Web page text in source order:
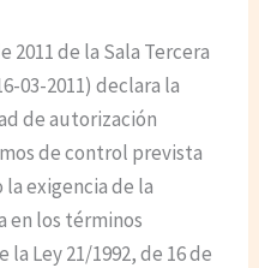
2011 de la Sala Tercera
03-2011) declara la
de autorización
de control prevista
exigencia de la
en los términos
Ley 21/1992, de 16 de